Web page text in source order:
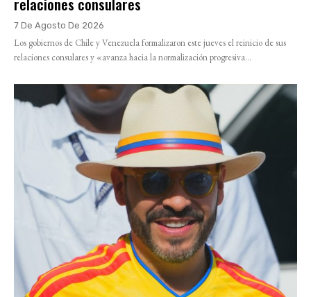
7 De Agosto De 2026
Los gobiernos de Chile y Venezuela formalizaron este jueves el reinicio de sus
relaciones consulares y «avanza hacia la normalización progresiva...